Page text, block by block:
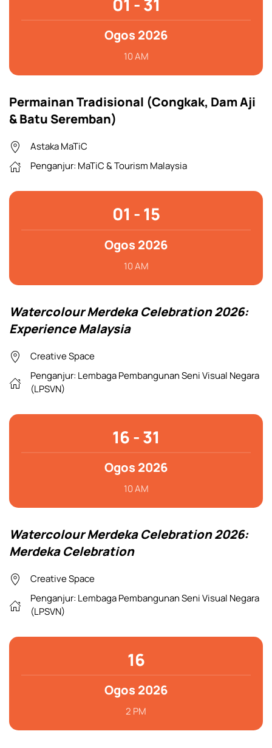
01 - 31
Ogos 2026
10 AM
Permainan Tradisional (Congkak, Dam Aji
& Batu Seremban)
Astaka MaTiC
Penganjur: MaTiC & Tourism Malaysia
01 - 15
Ogos 2026
10 AM
Watercolour Merdeka Celebration 2026:
Experience Malaysia
Creative Space
Penganjur: Lembaga Pembangunan Seni Visual Negara
(LPSVN)
16 - 31
Ogos 2026
10 AM
Watercolour Merdeka Celebration 2026:
Merdeka Celebration
Creative Space
Penganjur: Lembaga Pembangunan Seni Visual Negara
(LPSVN)
16
Ogos 2026
2 PM